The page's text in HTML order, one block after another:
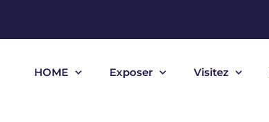
HOME Exposer Visitez